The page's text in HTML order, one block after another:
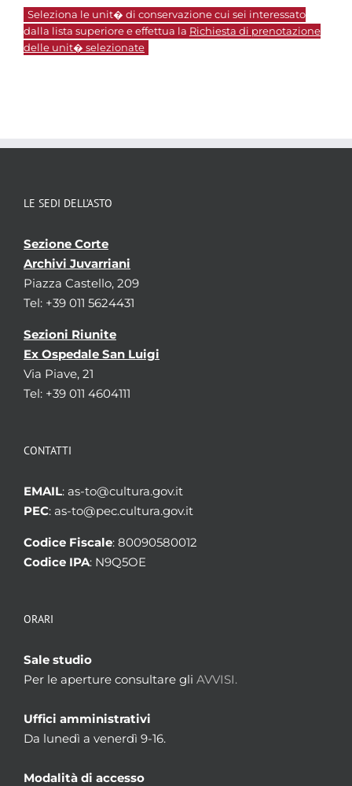
Seleziona le unit� di conservazione cui sei interessato
dalla lista superiore e effettua la Richiesta di prenotazione
delle unit� selezionate
LE SEDI DELL’ASTO
Sezione Corte
Archivi Juvarriani
Piazza Castello, 209
Tel: +39 011 5624431
Sezioni Riunite
Ex Ospedale San Luigi
Via Piave, 21
Tel: +39 011 4604111
CONTATTI
EMAIL: as-to@cultura.gov.it
PEC: as-to@pec.cultura.gov.it
Codice Fiscale: 80090580012
Codice IPA: N9Q5OE
ORARI
Sale studio
Per le aperture consultare gli AVVISI.
Uffici amministrativi
Da lunedì a venerdì 9-16.
Modalità di accesso